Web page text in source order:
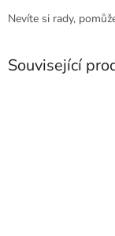
Nevíte si rady,
Související